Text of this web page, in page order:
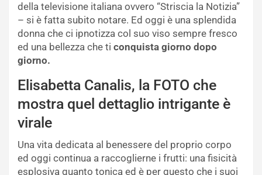
della televisione italiana ovvero “Striscia la Notizia”
– si è fatta subito notare. Ed oggi è una splendida
donna che ci ipnotizza col suo viso sempre fresco
ed una bellezza che ti conquista giorno dopo
giorno.
Elisabetta Canalis, la FOTO che
mostra quel dettaglio intrigante è
virale
Una vita dedicata al benessere del proprio corpo
ed oggi continua a raccoglierne i frutti: una fisicità
esplosiva quanto tonica ed è per questo che i suoi